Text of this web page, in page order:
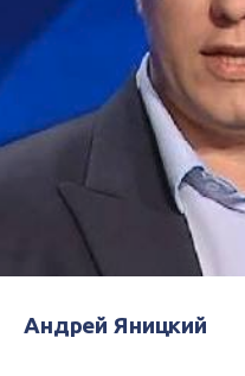
Андрей Яницкий